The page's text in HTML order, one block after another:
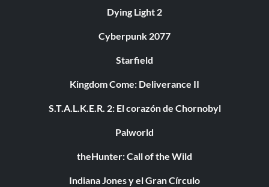
Dying Light 2
Cyberpunk 2077
Starfield
Kingdom Come: Deliverance II
S.T.A.L.K.E.R. 2: El corazón de Chornobyl
Palworld
theHunter: Call of the Wild
Indiana Jones y el Gran Círculo